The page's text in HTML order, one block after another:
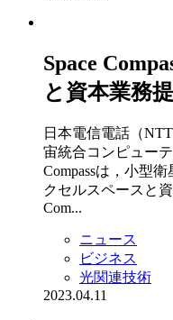
Space
と資本業務
日本電信電話（
宙統合コンピュー
Compassは，小型
クセルスペースと
Com...
ニュース
ビジネス
光関連技術
2023.04.11